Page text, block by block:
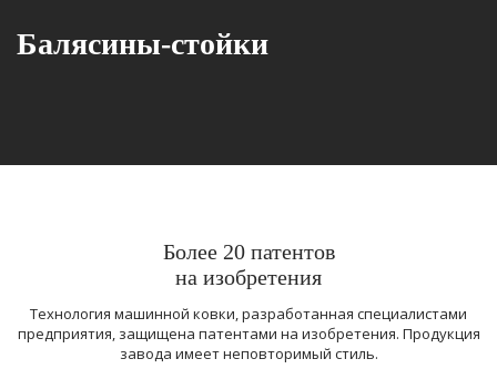
Балясины-стойки
Более 20 патентов
на изобретения
Технология машинной ковки, разработанная специалистами
предприятия, защищена патентами на изобретения. Продукция
завода имеет неповторимый стиль.